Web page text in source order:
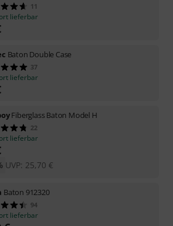
11
lieferbar
Baton Double Case
37
lieferbar
Fiberglass Baton Model H
22
lieferbar
UVP: 25,70 €
Baton 912320
94
lieferbar